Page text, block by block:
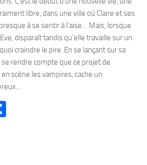
libre, dans une ville où Claire et ses
à se sentir à l’aise… Mais, lorsque
disparaît tandis qu’elle travaille sur un
craindre le pire. En se lançant sur sa
rendre compte que ce projet de
scène les vampires, cache un